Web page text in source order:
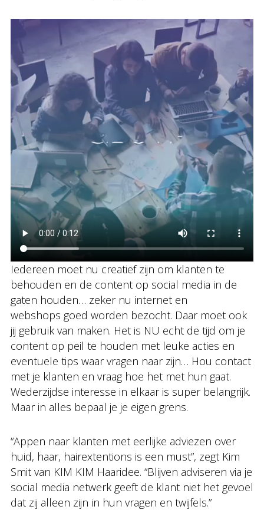
Iedereen moet nu creatief zijn om klanten te
behouden en de content op social media in de
gaten houden… zeker nu internet en
webshops goed worden bezocht. Daar moet ook
jij gebruik van maken. Het is NU echt de tijd om je
content op peil te houden met leuke acties en
eventuele tips waar vragen naar zijn… Hou contact
met je klanten en vraag hoe het met hun gaat.
Wederzijdse interesse in elkaar is super belangrijk.
Maar in alles bepaal je je eigen grens.
“Appen naar klanten met eerlijke adviezen over
huid, haar, hairextentions is een must”, zegt Kim
Smit van KIM KIM Haaridee. “Blijven adviseren via je
social media netwerk geeft de klant niet het gevoel
dat zij alleen zijn in hun vragen en twijfels.”